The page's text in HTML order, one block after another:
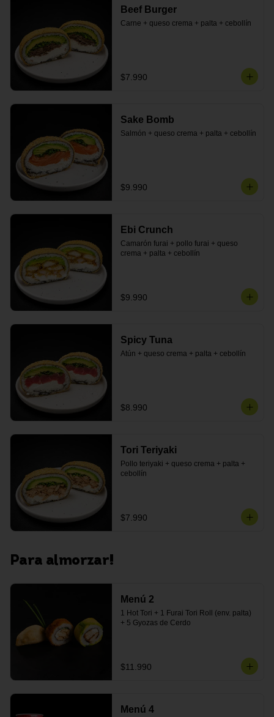
Beef Burger
Carne + queso crema + palta + cebollín
$7.990
Sake Bomb
Salmón + queso crema + palta + cebollín
$9.990
Ebi Crunch
Camarón furai + pollo furai + queso
crema + palta + cebollín
$9.990
Spicy Tuna
Atún + queso crema + palta + cebollín
$8.990
Tori Teriyaki
Pollo teriyaki + queso crema + palta +
cebollín
$7.990
Para almorzar!
Menú 2
1 Hot Tori + 1 Furai Tori Roll (env. palta)
+ 5 Gyozas de Cerdo
$11.990
Menú 4